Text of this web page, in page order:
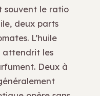
souvent le ratio
deux parts
L’huile
attendrit les
Deux à